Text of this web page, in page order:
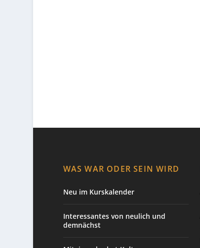
WAS WAR ODER SEIN WIRD
Neu im Kurskalender
Interessantes von neulich und
demnächst